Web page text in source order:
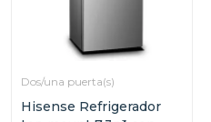
Dos/una puerta(s)
Hisense Refrigerador